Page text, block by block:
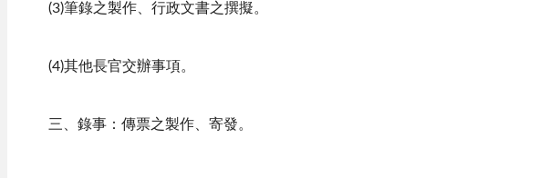
(3)筆錄之製作、行政文書之撰擬。
(4)其他長官交辦事項。
三、錄事：傳票之製作、寄發。